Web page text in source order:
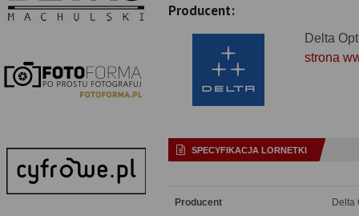
Producent:
Delta
strona
SPECYFIKACJA LORNETKI
Producent Delta